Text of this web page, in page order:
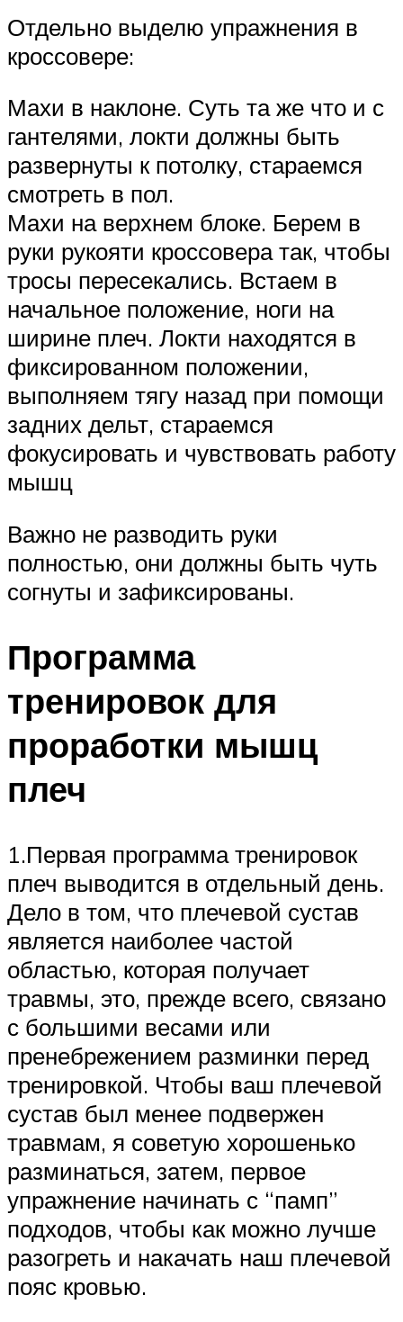
Отдельно выделю упражнения в
кроссовере:
Махи в наклоне. Суть та же что и с
гантелями, локти должны быть
развернуты к потолку, стараемся
смотреть в пол.
Махи на верхнем блоке. Берем в
руки рукояти кроссовера так, чтобы
тросы пересекались. Встаем в
начальное положение, ноги на
ширине плеч. Локти находятся в
фиксированном положении,
выполняем тягу назад при помощи
задних дельт, стараемся
фокусировать и чувствовать работу
мышц
Важно не разводить руки
полностью, они должны быть чуть
согнуты и зафиксированы.
Программа
тренировок для
проработки мышц
плеч
1.Первая программа тренировок
плеч выводится в отдельный день.
Дело в том, что плечевой сустав
является наиболее частой
областью, которая получает
травмы, это, прежде всего, связано
с большими весами или
пренебрежением разминки перед
тренировкой. Чтобы ваш плечевой
сустав был менее подвержен
травмам, я советую хорошенько
разминаться, затем, первое
упражнение начинать с “памп”
подходов, чтобы как можно лучше
разогреть и накачать наш плечевой
пояс кровью.